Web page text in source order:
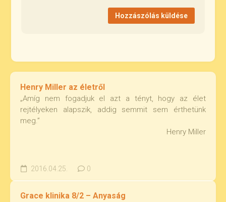
Henry Miller az életről
„Amíg nem fogadjuk el azt a tényt, hogy az élet
rejtélyeken alapszik, addig semmit sem érthetünk
meg.”
Henry Miller
2016.04.25. 0
Grace klinika 8/2 – Anyaság